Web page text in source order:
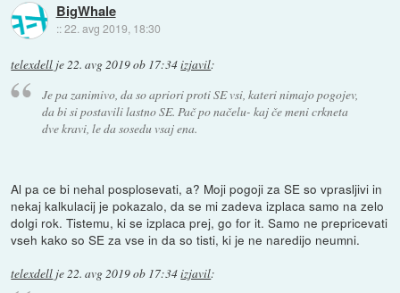
BigWhale
::22. avg 2019, 18:30
telexdell je22. avg 2019 ob 17:34izjavil:
Je pa zanimivo, da so apriori proti SE vsi, kateri nimajo pogojev,
da bi si postavili lastno SE. Pač po načelu- kaj če meni crkneta
dve kravi, le da sosedu vsaj ena.
Al pa ce bi nehal posplosevati, a? Moji pogoji za SE so vprasljivi in
nekaj kalkulacij je pokazalo, da se mi zadeva izplaca samo na zelo
dolgi rok. Tistemu, ki se izplaca prej, go for it. Samo ne prepricevati
vseh kako so SE za vse in da so tisti, ki je ne naredijo neumni.
telexdell je22. avg 2019 ob 17:34izjavil: